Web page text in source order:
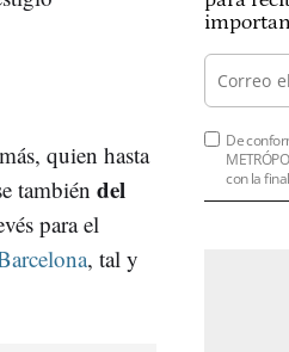
quien hasta
también del
para el
, tal y
De
con la